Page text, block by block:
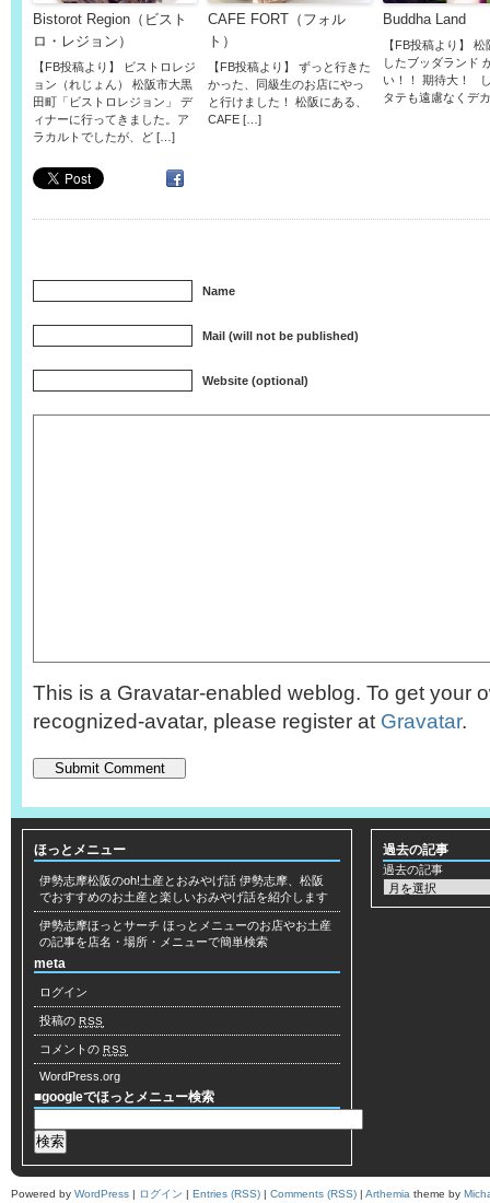
Bistorot Region（ビスト
ロ・レジョン）
【FB投稿より】 ビストロレジ
ョン（れじょん） 松阪市大黒
田町「ビストロレジョン」 デ
ィナーに行ってきました。ア
ラカルトでしたが、ど […]
CAFE FORT（フォル
ト）
【FB投稿より】 ずっと行きた
かった、同級生のお店にやっ
と行けました！ 松阪にある、
CAFE […]
Buddha Land
【FB投稿より】
したブッダランド
い！！ 期待大！
タテも遠慮なくデ
Name
Mail (will not be published)
Website (optional)
This is a Gravatar-enabled weblog. To get your
recognized-avatar, please register at Gravatar.
ほっとメニュー
伊勢志摩松阪のoh!土産とおみやげ話 伊勢志摩、松阪
でおすすめのお土産と楽しいおみやげ話を紹介します
伊勢志摩ほっとサーチ ほっとメニューのお店やお土産
の記事を店名・場所・メニューで簡単検索
meta
ログイン
投稿の RSS
コメントの RSS
WordPress.org
■googleでほっとメニュー検索
過去の記事
過去の記事
Powered by WordPress | ログイン | Entries (RSS) | Comments (RSS) | Arthemia theme by